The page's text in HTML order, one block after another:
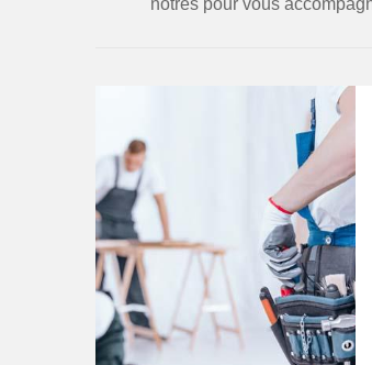
nôtres pour vous